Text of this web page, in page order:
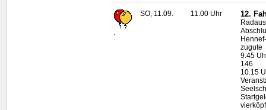
SO, 11.09. 11.00 Uhr 12.
zugute
9.45
146
10.15